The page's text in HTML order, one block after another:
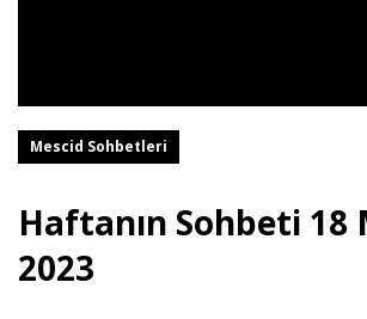
Mescid Sohbetleri
Haftanın Sohbeti 18
2023